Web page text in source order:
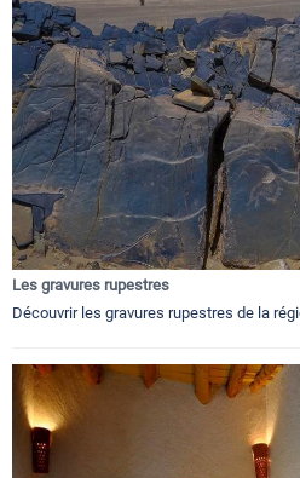
Les gravures rupestres
Découvrir les gravures rupestres de la